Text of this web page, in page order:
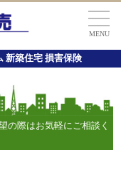
MENU
新築住宅 損害保険
の際はお気軽にご相談く